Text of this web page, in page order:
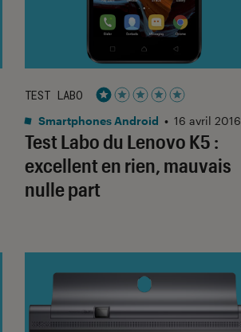
Test Labo du Lenovo K5 :
excellent en rien, mauvais
nulle part
TEST LABO
Noté 1 étoiles sur 5
Smartphones Android • 16 avril 2016